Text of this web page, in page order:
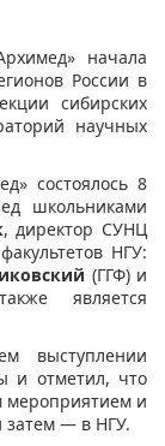
начала
России в
сибирских
научных
состоялось 8
школьниками
, директор СУНЦ
НГУ:
(ГГФ) и
является
выступлении
и отметил, что
мероприятием и
затем ― в НГУ.